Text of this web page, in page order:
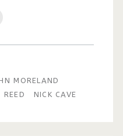
MORELAND
REED NICK CAVE